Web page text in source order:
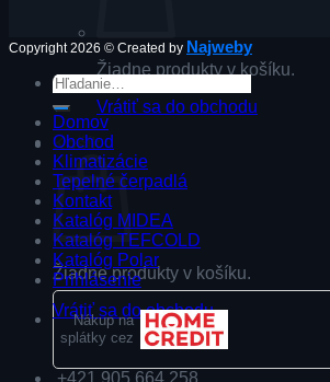
Žiadne produkty v košíku.
Vrátiť sa do obchodu
Košík
Žiadne produkty v košíku.
Vrátiť sa do obchodu
Copyright 2026 © Created by Najweby
Hľadať:
Domov
Obchod
Klimatizácie
Tepelné čerpadlá
Kontakt
Katalóg MIDEA
Katalóg TEFCOLD
Katalóg Polar
Prihlásenie
Nákup na
splátky cez
+421 905 664 258